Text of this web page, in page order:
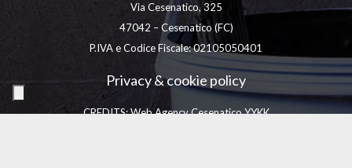
Via Cesenatico, 325
47042 – Cesenatico (FC)
P.IVA e Codice Fiscale: 02105050401
Privacy & cookie policy
CREDITS: Web Agency Cesenatico YYKK